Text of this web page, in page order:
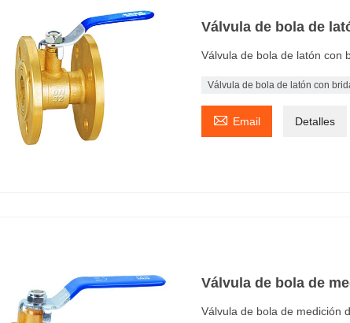
Válvula de bola de
Válvula de bola de latón con
Válvula de bola de latón con
 Email Detalles
Válvula de bola de
Válvula de bola de medición